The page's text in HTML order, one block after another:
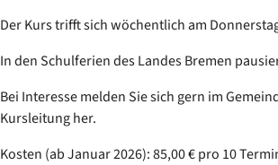
Der Kurs trifft sich wöchentlich am
In den Schulferien des Landes Bremen
Bei Interesse melden Sie sich gern im
Kursleitung her.
Kosten (ab Januar 2026): 85,00 € pro 10